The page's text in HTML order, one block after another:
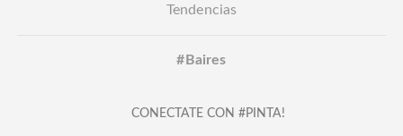
Tendencias
#Baires
CONECTATE CON #PINTA!